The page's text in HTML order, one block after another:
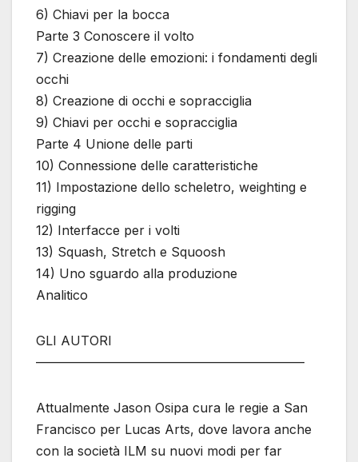
6) Chiavi per la bocca
Parte 3 Conoscere il volto
7) Creazione delle emozioni: i fondamenti degli
occhi
8) Creazione di occhi e sopracciglia
9) Chiavi per occhi e sopracciglia
Parte 4 Unione delle parti
10) Connessione delle caratteristiche
11) Impostazione dello scheletro, weighting e
rigging
12) Interfacce per i volti
13) Squash, Stretch e Squoosh
14) Uno sguardo alla produzione
Analitico
GLI AUTORI
—————————————————————
Attualmente Jason Osipa cura le regie a San
Francisco per Lucas Arts, dove lavora anche
con la società ILM su nuovi modi per far